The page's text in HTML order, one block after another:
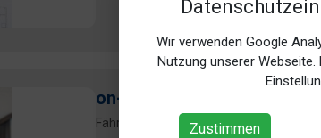
Wir verwenden Google
Nutzung unserer Webseite.
Zustimmen
on-Home Heimautomation
Fährstr. 217, 40221 Düsseldorf (Hamm)